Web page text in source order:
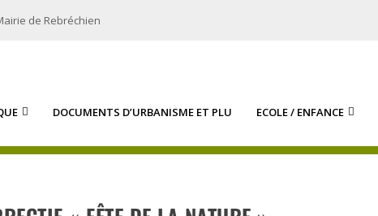
de Rebréchien
DOCUMENTS D’URBANISME ET PLU ECOLE / ENFANCE